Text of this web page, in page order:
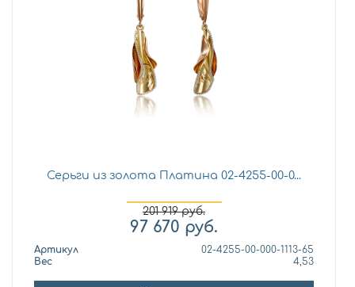
Серьги из золота Платина 02-4255-00-0...
201 919руб.
97 670 руб.
Артикул
02-4255-00-000-1113-65
Вес
4,53